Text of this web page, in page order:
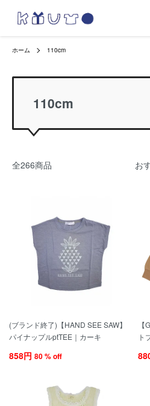
ホーム 110cm
110cm
全266商品 お
(ブランド終了)【HAND SEE SAW】
パイナップルptTEE｜カーキ
858円 80 % off
ト